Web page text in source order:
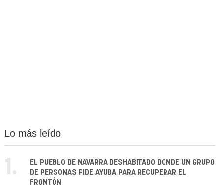
Lo más leído
1.
EL PUEBLO DE NAVARRA DESHABITADO DONDE UN GRUPO
DE PERSONAS PIDE AYUDA PARA RECUPERAR EL
FRONTÓN